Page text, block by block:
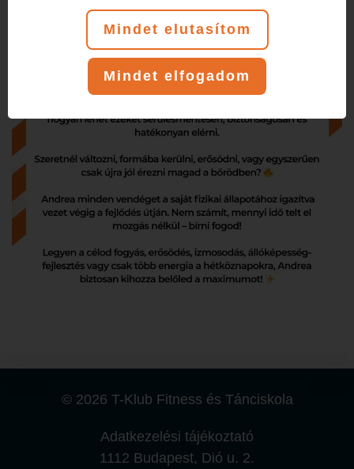
© 2026 T-Klub Fitness és Tánciskola
Adatkezelési tájékoztató
1112 Budapest, Dió u. 2.
Mindet elutasítom
Mindet elfogadom